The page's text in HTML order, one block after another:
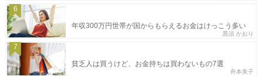
6
年収300万円世帯が国からもらえるお金はけっこう多い
黒須 かおり
7
貧乏人は買うけど、お金持ちは買わないもの7選
舟本美子